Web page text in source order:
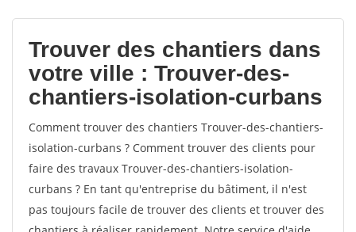
votes
Trouver des chantiers dans
votre ville : Trouver-des-
chantiers-isolation-curbans
Comment trouver des chantiers Trouver-des-chantiers-
isolation-curbans ? Comment trouver des clients pour
faire des travaux Trouver-des-chantiers-isolation-
curbans ? En tant qu'entreprise du bâtiment, il n'est
pas toujours facile de trouver des clients et trouver des